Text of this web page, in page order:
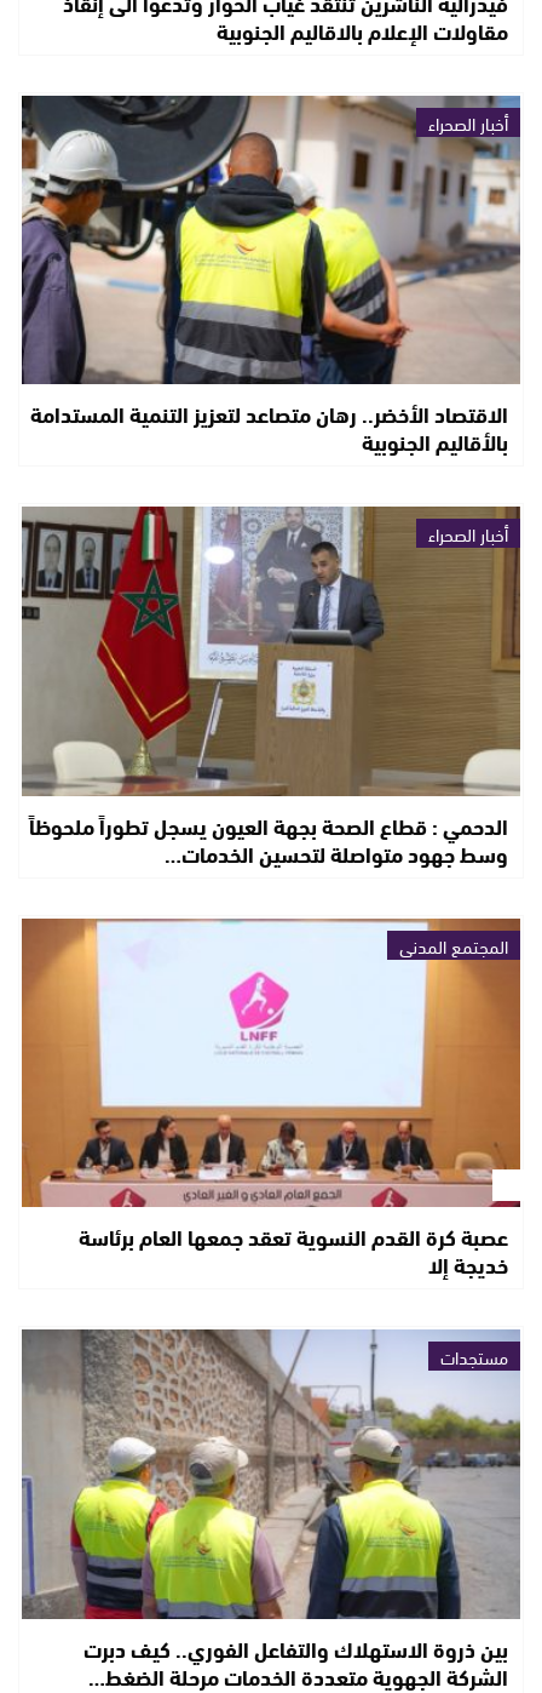
مقاولات الإعلام بالاقاليم الجنوبية
أخبار الصحراء
الاقتصاد الأخضر.. رهان متصاعد لتعزيز التنمية المستدامة
بالأقاليم الجنوبية
أخبار الصحراء
الدحمي : قطاع الصحة بجهة العيون يسجل تطوراً ملحوظاً
وسط جهود متواصلة لتحسين الخدمات…
المجتمع المدني
عصبة كرة القدم النسوية تعقد جمعها العام برئاسة
خديجة إلا
مستجدات
بين ذروة الاستهلاك والتفاعل الفوري.. كيف دبرت
الشركة الجهوية متعددة الخدمات مرحلة الضغط…